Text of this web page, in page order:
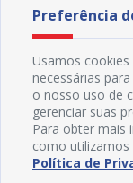
Preferência
Usamos
necessárias
o nosso uso de
gerenciar suas
Para obter mais
como utilizamos
Política de